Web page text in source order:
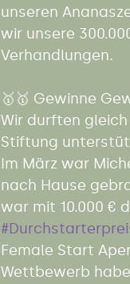
unseren
wir unsere
Verhandlungen.
🥇🥇 Gewinne
Wir durften
Stiftung
Im März war
nach Hause
war mit 10.000 €
Female Start
Wettbewerb